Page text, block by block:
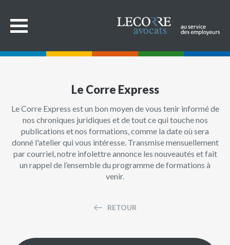
Le Corre Express
Le Corre Express est un bon moyen de vous tenir informé de
nos chroniques juridiques et de tout ce qui touche nos
publications et nos formations, comme la date où sera
donné l'atelier qui vous intéresse. Transmise mensuellement
par courriel, notre infolettre annonce les nouveautés et fait
un rappel de l’ensemble du programme de formations à
venir.
RETOUR